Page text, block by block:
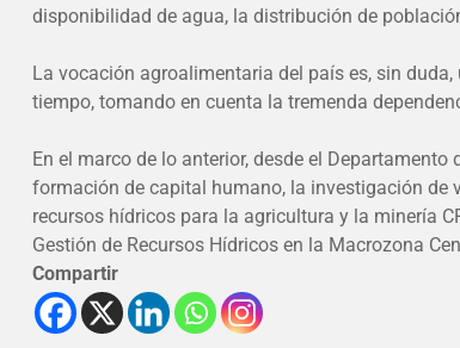
disponibilidad de agua, la distribución de
La vocación agroalimentaria del país es, sin
tiempo, tomando en cuenta la tremenda
En el marco de lo anterior, desde el
formación de capital humano, la investigación de
recursos hídricos para la agricultura y la minería
Gestión de Recursos Hídricos en la Macrozona
Compartir